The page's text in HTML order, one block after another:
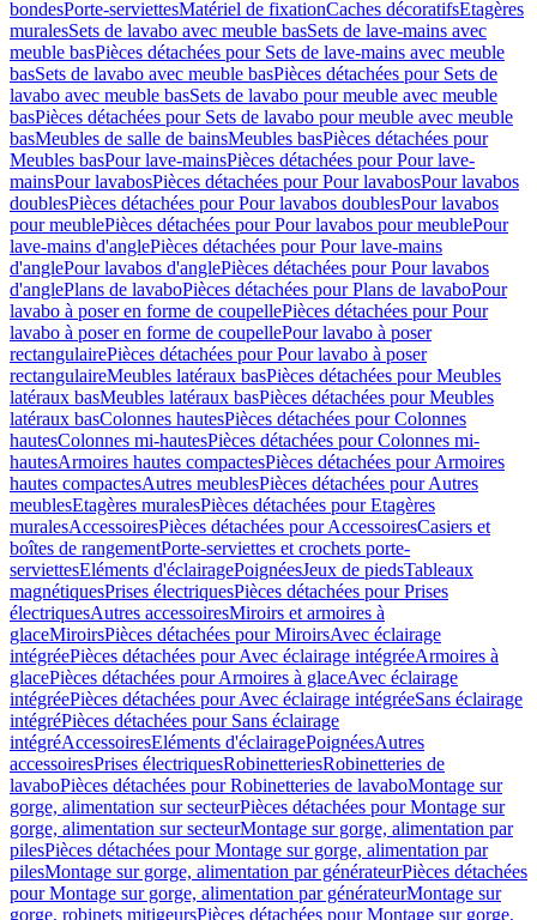
bondesPorte-serviettesMatériel de fixationCaches décoratifsEtagères
muralesSets de lavabo avec meuble basSets de lave-mains avec
meuble basPièces détachées pour Sets de lave-mains avec meuble
basSets de lavabo avec meuble basPièces détachées pour Sets de
lavabo avec meuble basSets de lavabo pour meuble avec meuble
basPièces détachées pour Sets de lavabo pour meuble avec meuble
basMeubles de salle de bainsMeubles basPièces détachées pour
Meubles basPour lave-mainsPièces détachées pour Pour lave-
mainsPour lavabosPièces détachées pour Pour lavabosPour lavabos
doublesPièces détachées pour Pour lavabos doublesPour lavabos
pour meublePièces détachées pour Pour lavabos pour meublePour
lave-mains d'anglePièces détachées pour Pour lave-mains
d'anglePour lavabos d'anglePièces détachées pour Pour lavabos
d'anglePlans de lavaboPièces détachées pour Plans de lavaboPour
lavabo à poser en forme de coupellePièces détachées pour Pour
lavabo à poser en forme de coupellePour lavabo à poser
rectangulairePièces détachées pour Pour lavabo à poser
rectangulaireMeubles latéraux basPièces détachées pour Meubles
latéraux basMeubles latéraux basPièces détachées pour Meubles
latéraux basColonnes hautesPièces détachées pour Colonnes
hautesColonnes mi-hautesPièces détachées pour Colonnes mi-
hautesArmoires hautes compactesPièces détachées pour Armoires
hautes compactesAutres meublesPièces détachées pour Autres
meublesEtagères muralesPièces détachées pour Etagères
muralesAccessoiresPièces détachées pour AccessoiresCasiers et
boîtes de rangementPorte-serviettes et crochets porte-
serviettesEléments d'éclairagePoignéesJeux de piedsTableaux
magnétiquesPrises électriquesPièces détachées pour Prises
électriquesAutres accessoiresMiroirs et armoires à
glaceMiroirsPièces détachées pour MiroirsAvec éclairage
intégréePièces détachées pour Avec éclairage intégréeArmoires à
glacePièces détachées pour Armoires à glaceAvec éclairage
intégréePièces détachées pour Avec éclairage intégréeSans éclairage
intégréPièces détachées pour Sans éclairage
intégréAccessoiresEléments d'éclairagePoignéesAutres
accessoiresPrises électriquesRobinetteriesRobinetteries de
lavaboPièces détachées pour Robinetteries de lavaboMontage sur
gorge, alimentation sur secteurPièces détachées pour Montage sur
gorge, alimentation sur secteurMontage sur gorge, alimentation par
pilesPièces détachées pour Montage sur gorge, alimentation par
pilesMontage sur gorge, alimentation par générateurPièces détachées
pour Montage sur gorge, alimentation par générateurMontage sur
gorge, robinets mitigeursPièces détachées pour Montage sur gorge,